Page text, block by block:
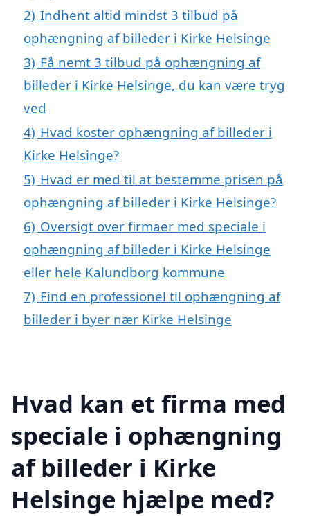
2) Indhent altid mindst 3 tilbud på
ophængning af billeder i Kirke Helsinge
3) Få nemt 3 tilbud på ophængning af
billeder i Kirke Helsinge, du kan være tryg
ved
4) Hvad koster ophængning af billeder i
Kirke Helsinge?
5) Hvad er med til at bestemme prisen på
ophængning af billeder i Kirke Helsinge?
6) Oversigt over firmaer med speciale i
ophængning af billeder i Kirke Helsinge
eller hele Kalundborg kommune
7) Find en professionel til ophængning af
billeder i byer nær Kirke Helsinge
Hvad kan et firma med
speciale i ophængning
af billeder i Kirke
Helsinge hjælpe med?